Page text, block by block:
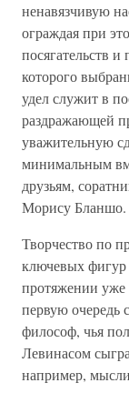
ненавязчивую
ограждая при
посягательств
которого
удел служит в
раздражающей
уважительную
минимальным
друзьям,
Морису Бланшо.
Творчество по
ключевых фигур
протяжении уже
первую очередь
философ, чья
Левинасом
например,